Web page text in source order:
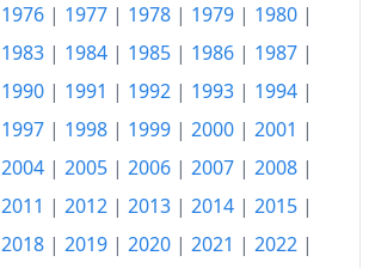
1976 | 1977 | 1978 | 1979 | 1980 |
1983 | 1984 | 1985 | 1986 | 1987 |
1990 | 1991 | 1992 | 1993 | 1994 |
1997 | 1998 | 1999 | 2000 | 2001 |
2004 | 2005 | 2006 | 2007 | 2008 |
2011 | 2012 | 2013 | 2014 | 2015 |
2018 | 2019 | 2020 | 2021 | 2022 |